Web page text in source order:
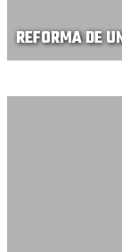
REFORMA DE